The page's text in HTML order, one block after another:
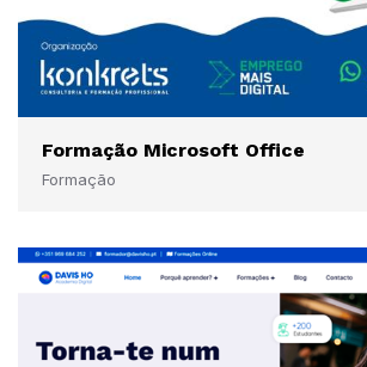
Formação Microsoft Office
Formação